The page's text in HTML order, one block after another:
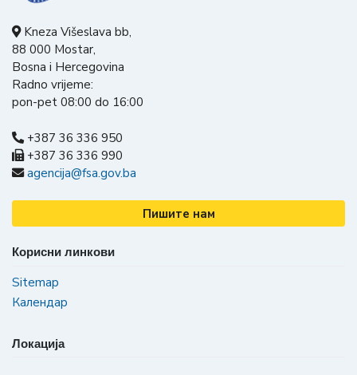
Kneza Višeslava bb,
88 000 Mostar,
Bosna i Hercegovina
Radno vrijeme:
pon-pet 08:00 do 16:00
+387 36 336 950
+387 36 336 990
agencija@fsa.gov.ba
Пишите нам
Корисни линкови
Sitemap
Календар
Локација